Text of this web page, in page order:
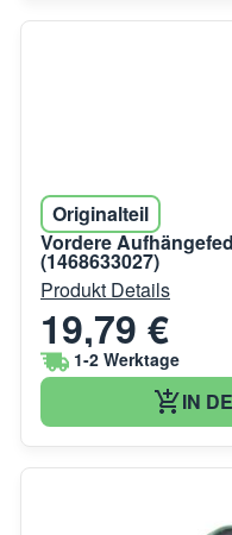
Originalteil
Vordere
(1468633027)
Produkt Details
19,79 €
1-2 Werktage
IN